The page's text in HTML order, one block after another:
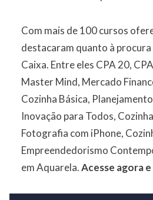
Com mais de 100 cursos
destacaram quanto à
Caixa. Entre eles CPA 20,
Master Mind, Mercado
Cozinha Básica,
Inovação para Todos,
Fotografia com iPhone,
Empreendedorismo
em Aquarela.Acesse agora